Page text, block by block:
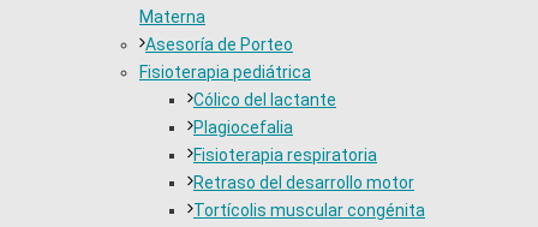
Materna
Asesoría de Porteo
Fisioterapia pediátrica
Cólico del lactante
Plagiocefalia
Fisioterapia respiratoria
Retraso del desarrollo motor
Tortícolis muscular congénita